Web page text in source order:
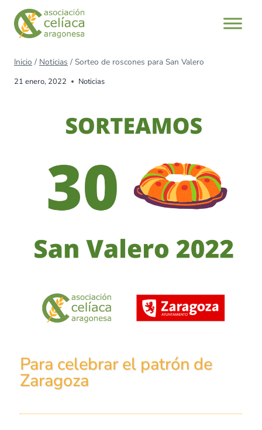
Inicio / Noticias / Sorteo de roscones para San Valero
21 enero, 2022 Noticias
Para celebrar el patrón de
Zaragoza